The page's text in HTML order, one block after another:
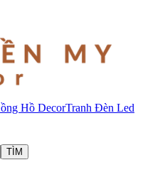
Hồ DecorTranh Đèn Led
TÌM